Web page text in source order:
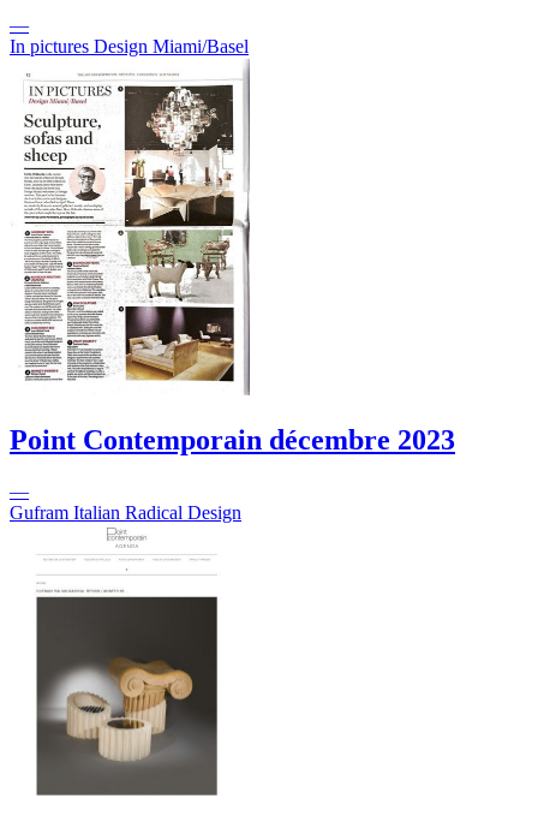
—
In pictures Design Miami/Basel
Point Contemporain décembre 2023
—
Gufram Italian Radical Design